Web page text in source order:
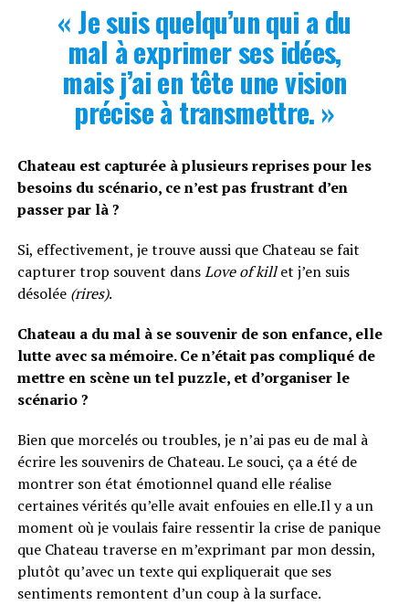
« Je suis quelqu’un qui a du
mal à exprimer ses idées,
mais j’ai en tête une vision
précise à transmettre. »
Chateau est capturée à plusieurs reprises pour les
besoins du scénario, ce n’est pas frustrant d’en
passer par là ?
Si, effectivement, je trouve aussi que Chateau se fait
capturer trop souvent dansLove of killet j’en suis
désolée (rires).
Chateau a du mal à se souvenir de son enfance, elle
lutte avec sa mémoire. Ce n’était pas compliqué de
mettre en scène un tel puzzle, et d’organiser le
scénario ?
Bien que morcelés ou troubles, je n’ai pas eu de mal à
écrire les souvenirs de Chateau. Le souci, ça a été de
montrer son état émotionnel quand elle réalise
certaines vérités qu’elle avait enfouies en elle.Il y a un
moment où je voulais faire ressentir la crise de panique
que Chateau traverse en m’exprimant par mon dessin,
plutôt qu’avec un texte qui expliquerait que ses
sentiments remontent d’un coup à la surface.